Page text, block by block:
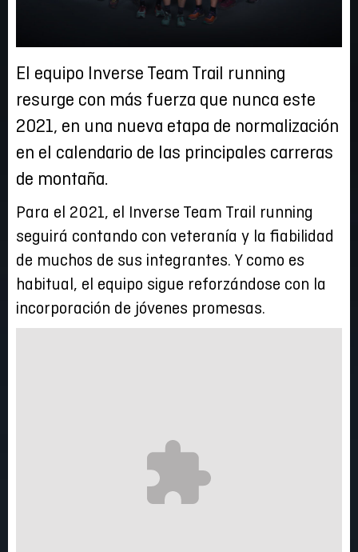
El equipo Inverse Team Trail running
resurge con más fuerza que nunca este
2021, en una nueva etapa de normalización
en el calendario de las principales carreras
de montaña.
Para el 2021, el Inverse Team Trail running
seguirá contando con veteranía y la fiabilidad
de muchos de sus integrantes. Y como es
habitual, el equipo sigue reforzándose con la
incorporación de jóvenes promesas.